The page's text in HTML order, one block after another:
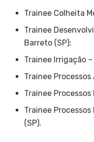
Trainee Colheita
Trainee
Barreto (SP);
Trainee Irrigação
Trainee
Trainee
Trainee
(SP).